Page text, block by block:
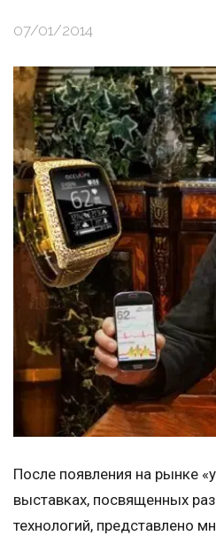
07/01/2014
После появления на рынке
выставках, посвященных
технологий, представлено